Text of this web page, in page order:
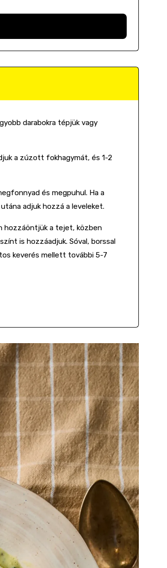
darabokra tépjük vagy
a zúzott fokhagymát, és 1-2
és megpuhul. Ha a
adjuk hozzá a leveleket.
hozzáöntjük a tejet, közben
is hozzáadjuk. Sóval, borssal
keverés mellett további 5-7